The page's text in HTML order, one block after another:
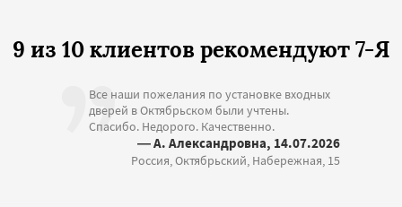
9 из 10 клиентов рекомендуют 7-Я
Все наши пожелания по установке входных
дверей в Октябрьском были учтены.
Спасибо. Недорого. Качественно.
— А. Александровна, 14.07.2026
Россия, Октябрьский, Набережная, 15